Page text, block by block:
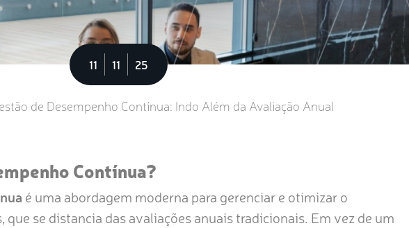
11 11 25
de Desempenho Contínua: Indo Além da Avaliação Anual
Contínua?
é uma abordagem moderna para gerenciar e otimizar o
se distancia das avaliações anuais tradicionais. Em vez de um